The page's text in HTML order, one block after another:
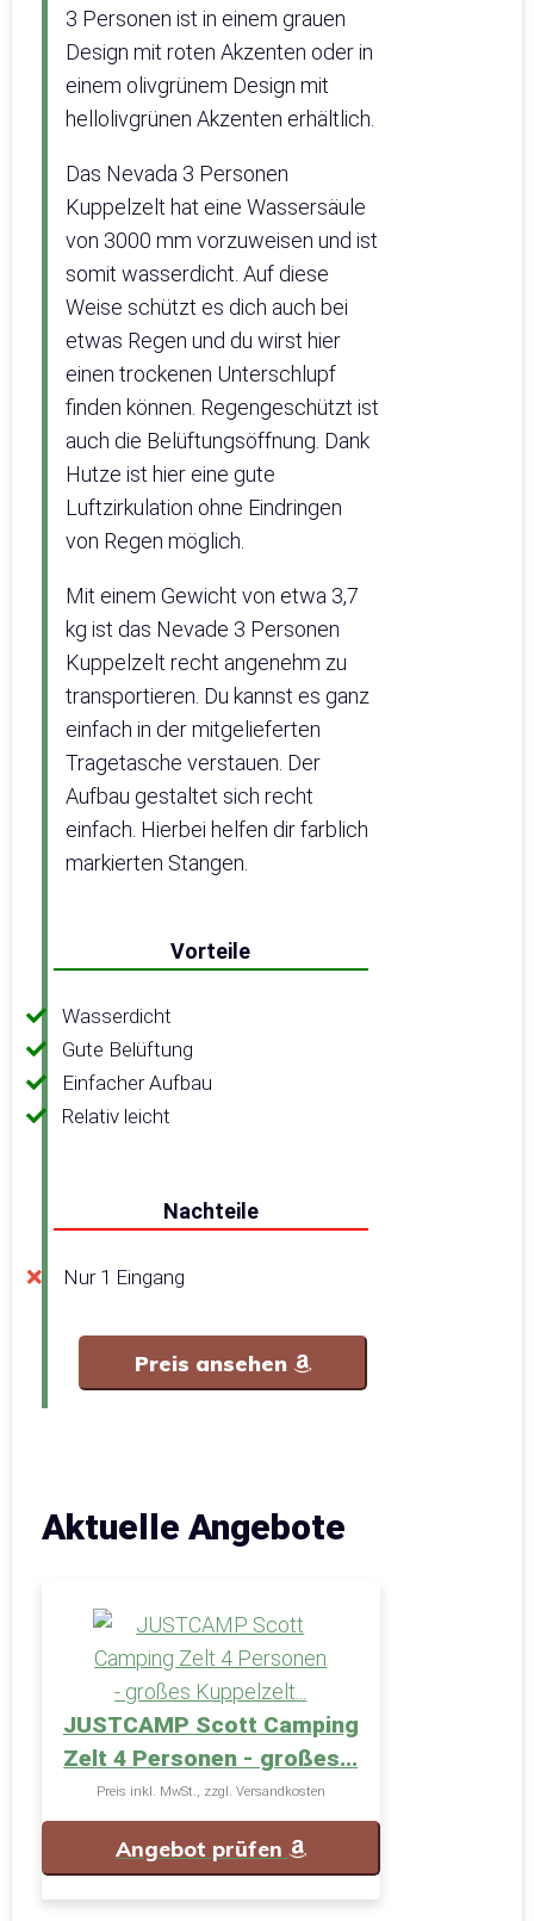
3 Personen ist in einem grauen
Design mit roten Akzenten oder in
einem olivgrünem Design mit
hellolivgrünen Akzenten erhältlich.
Das Nevada 3 Personen
Kuppelzelt hat eine Wassersäule
von 3000 mm vorzuweisen und ist
somit wasserdicht. Auf diese
Weise schützt es dich auch bei
etwas Regen und du wirst hier
einen trockenen Unterschlupf
finden können. Regengeschützt ist
auch die Belüftungsöffnung. Dank
Hutze ist hier eine gute
Luftzirkulation ohne Eindringen
von Regen möglich.
Mit einem Gewicht von etwa 3,7
kg ist das Nevade 3 Personen
Kuppelzelt recht angenehm zu
transportieren. Du kannst es ganz
einfach in der mitgelieferten
Tragetasche verstauen. Der
Aufbau gestaltet sich recht
einfach. Hierbei helfen dir farblich
markierten Stangen.
Vorteile
Wasserdicht
Gute Belüftung
Einfacher Aufbau
Relativ leicht
Nachteile
Nur 1 Eingang
Preis ansehen
Aktuelle Angebote
JUSTCAMP Scott Camping
Zelt 4 Personen - großes...
Preis inkl. MwSt., zzgl. Versandkosten
Angebot prüfen